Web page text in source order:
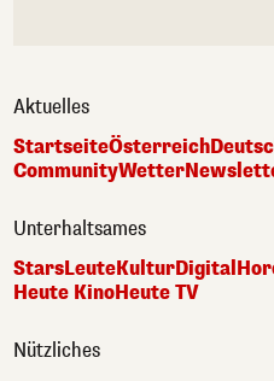
Aktuelles
StartseiteÖsterreich
CommunityWetter
Unterhaltsames
StarsLeuteKulturDigital
Heute KinoHeute TV
Nützliches